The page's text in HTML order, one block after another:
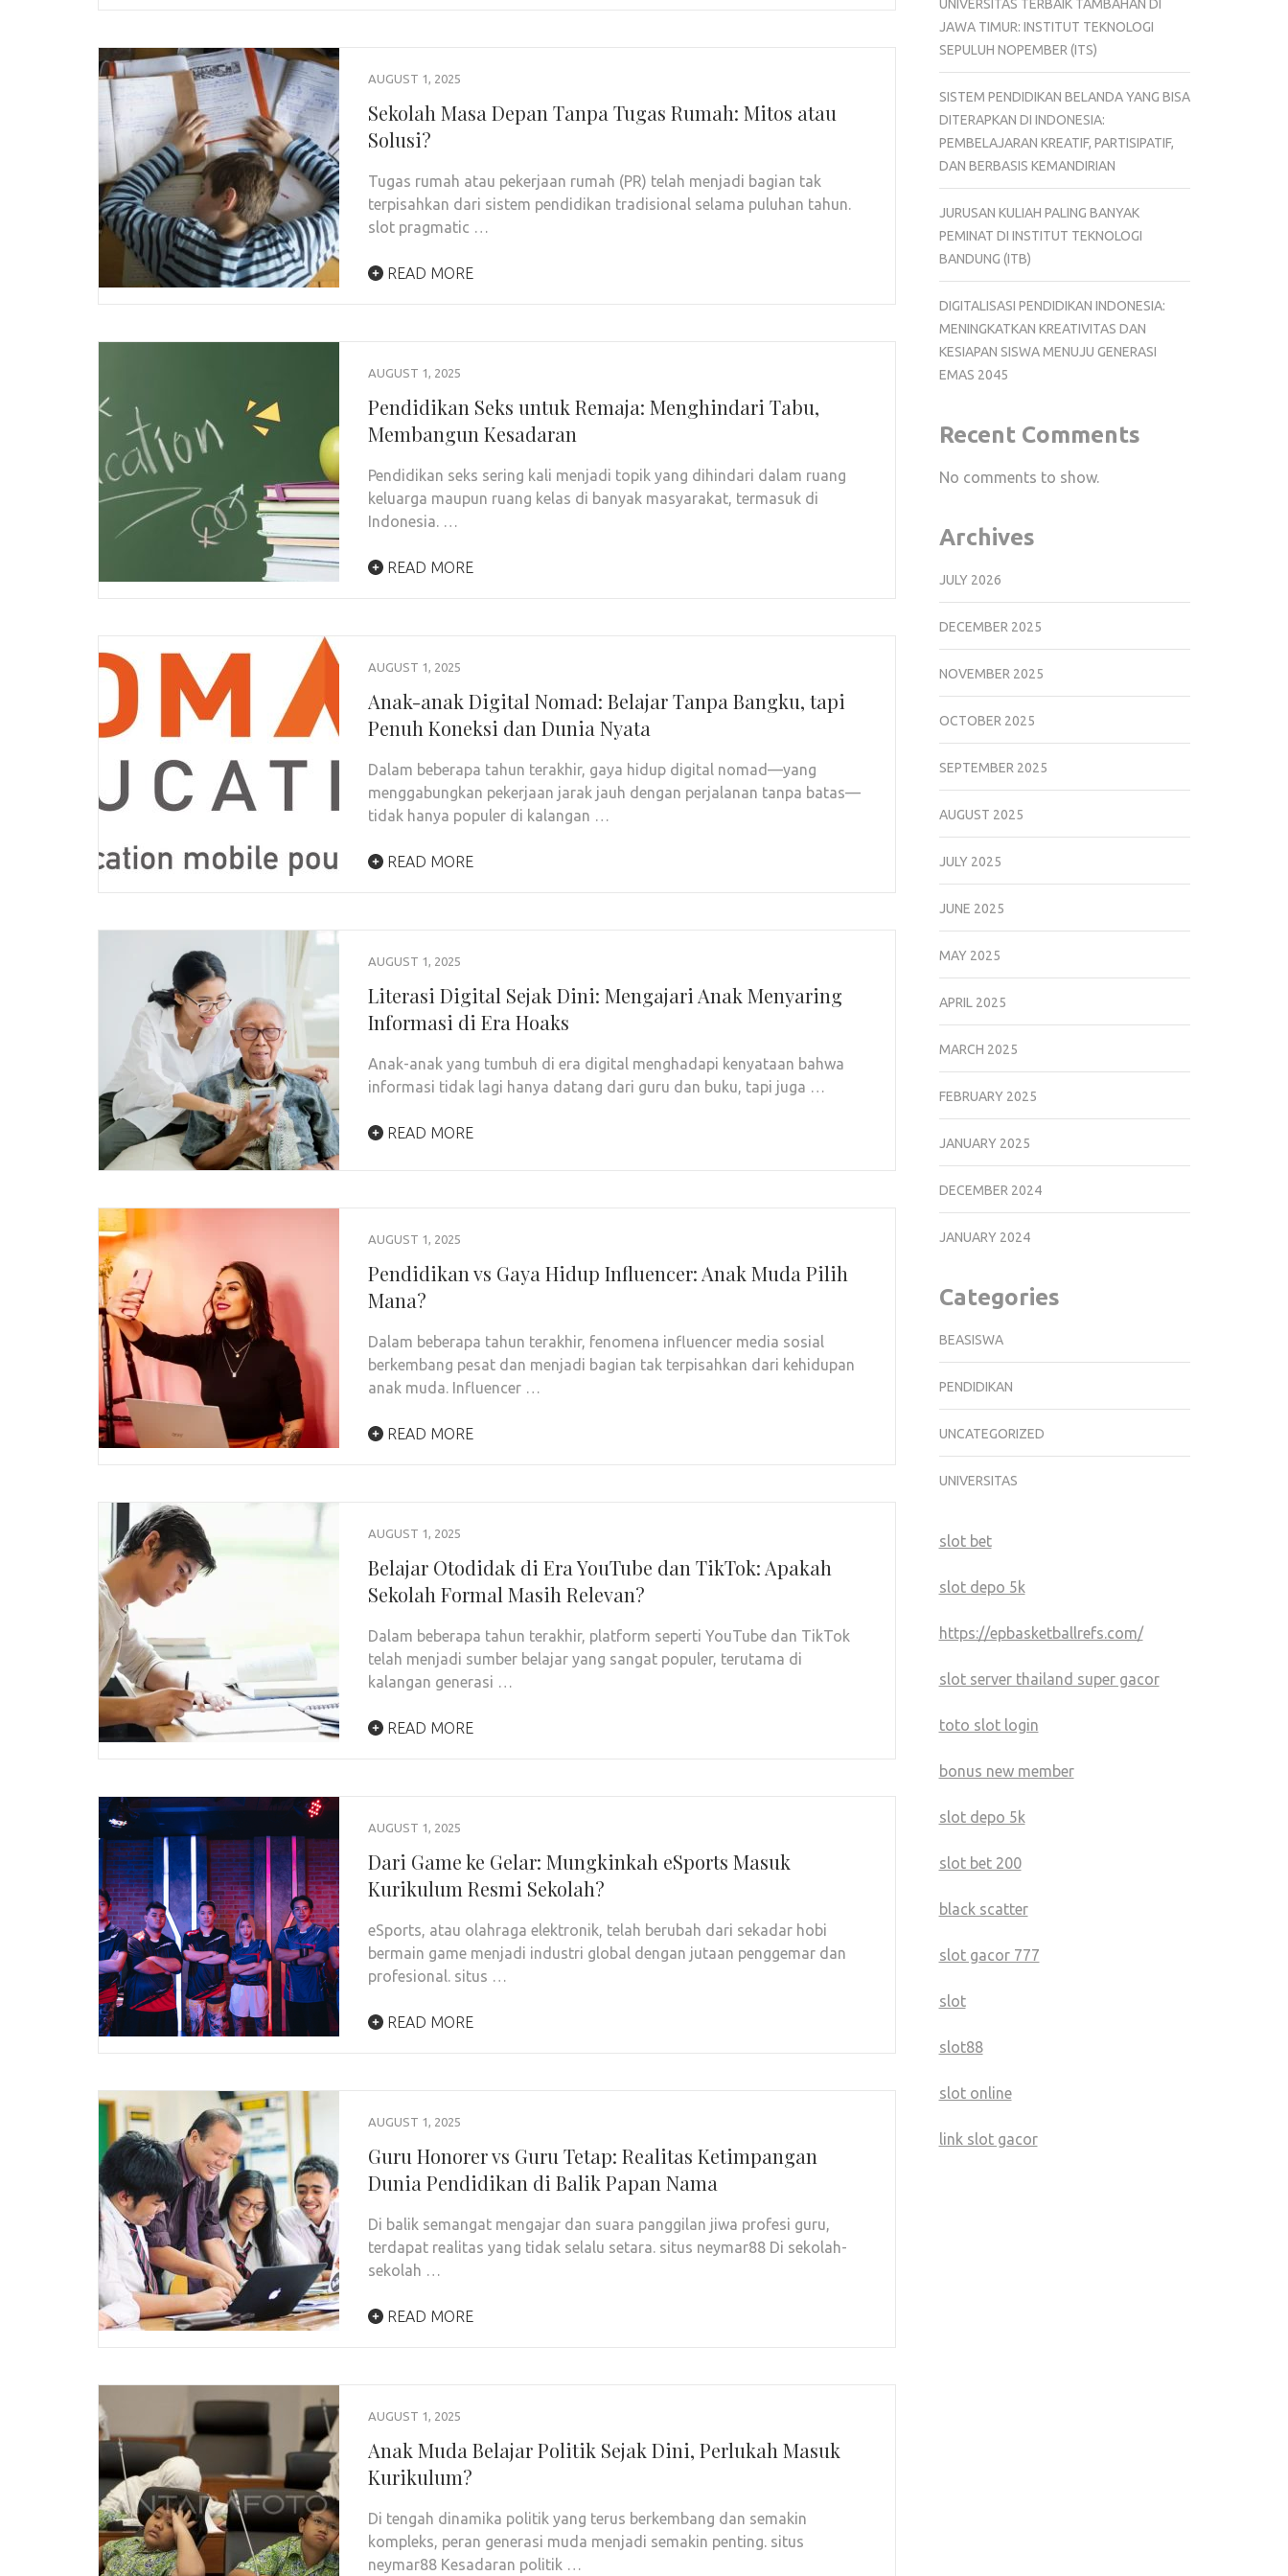
AUGUST 1, 2025
Sekolah Masa Depan Tanpa Tugas Rumah: Mitos atau
Solusi?
Tugas rumah atau pekerjaan rumah (PR) telah menjadi bagian tak
terpisahkan dari sistem pendidikan tradisional selama puluhan tahun.
slot pragmatic …
READ MORE
AUGUST 1, 2025
Pendidikan Seks untuk Remaja: Menghindari Tabu,
Membangun Kesadaran
Pendidikan seks sering kali menjadi topik yang dihindari dalam ruang
keluarga maupun ruang kelas di banyak masyarakat, termasuk di
Indonesia. …
READ MORE
AUGUST 1, 2025
Anak-anak Digital Nomad: Belajar Tanpa Bangku, tapi
Penuh Koneksi dan Dunia Nyata
Dalam beberapa tahun terakhir, gaya hidup digital nomad—yang
menggabungkan pekerjaan jarak jauh dengan perjalanan tanpa batas—
tidak hanya populer di kalangan …
READ MORE
AUGUST 1, 2025
Literasi Digital Sejak Dini: Mengajari Anak Menyaring
Informasi di Era Hoaks
Anak-anak yang tumbuh di era digital menghadapi kenyataan bahwa
informasi tidak lagi hanya datang dari guru dan buku, tapi juga …
READ MORE
AUGUST 1, 2025
Pendidikan vs Gaya Hidup Influencer: Anak Muda Pilih
Mana?
Dalam beberapa tahun terakhir, fenomena influencer media sosial
berkembang pesat dan menjadi bagian tak terpisahkan dari kehidupan
anak muda. Influencer …
READ MORE
AUGUST 1, 2025
Belajar Otodidak di Era YouTube dan TikTok: Apakah
Sekolah Formal Masih Relevan?
Dalam beberapa tahun terakhir, platform seperti YouTube dan TikTok
telah menjadi sumber belajar yang sangat populer, terutama di
kalangan generasi …
READ MORE
AUGUST 1, 2025
Dari Game ke Gelar: Mungkinkah eSports Masuk
Kurikulum Resmi Sekolah?
eSports, atau olahraga elektronik, telah berubah dari sekadar hobi
bermain game menjadi industri global dengan jutaan penggemar dan
profesional. situs …
READ MORE
AUGUST 1, 2025
Guru Honorer vs Guru Tetap: Realitas Ketimpangan
Dunia Pendidikan di Balik Papan Nama
Di balik semangat mengajar dan suara panggilan jiwa profesi guru,
terdapat realitas yang tidak selalu setara. situs neymar88 Di sekolah-
sekolah …
READ MORE
AUGUST 1, 2025
Anak Muda Belajar Politik Sejak Dini, Perlukah Masuk
Kurikulum?
Di tengah dinamika politik yang terus berkembang dan semakin
kompleks, peran generasi muda menjadi semakin penting. situs
neymar88 Kesadaran politik …
UNIVERSITAS TERBAIK TAMBAHAN DI
JAWA TIMUR: INSTITUT TEKNOLOGI
SEPULUH NOPEMBER (ITS)
SISTEM PENDIDIKAN BELANDA YANG BISA
DITERAPKAN DI INDONESIA:
PEMBELAJARAN KREATIF, PARTISIPATIF,
DAN BERBASIS KEMANDIRIAN
JURUSAN KULIAH PALING BANYAK
PEMINAT DI INSTITUT TEKNOLOGI
BANDUNG (ITB)
DIGITALISASI PENDIDIKAN INDONESIA:
MENINGKATKAN KREATIVITAS DAN
KESIAPAN SISWA MENUJU GENERASI
EMAS 2045
Recent Comments
No comments to show.
Archives
JULY 2026
DECEMBER 2025
NOVEMBER 2025
OCTOBER 2025
SEPTEMBER 2025
AUGUST 2025
JULY 2025
JUNE 2025
MAY 2025
APRIL 2025
MARCH 2025
FEBRUARY 2025
JANUARY 2025
DECEMBER 2024
JANUARY 2024
Categories
BEASISWA
PENDIDIKAN
UNCATEGORIZED
UNIVERSITAS
slot bet
slot depo 5k
https://epbasketballrefs.com/
slot server thailand super gacor
toto slot login
bonus new member
slot depo 5k
slot bet 200
black scatter
slot gacor 777
slot
slot88
slot online
link slot gacor